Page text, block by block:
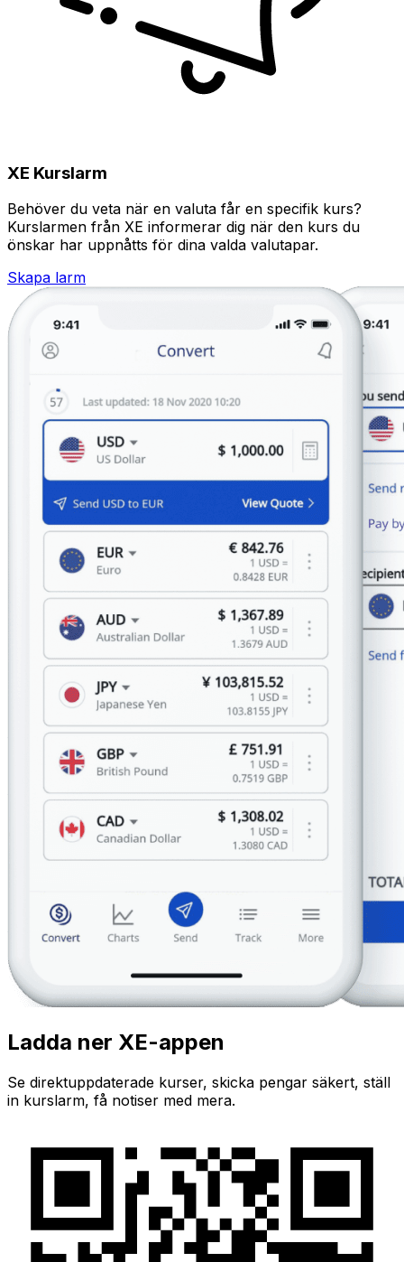
XE Kurslarm
Behöver du veta när en valuta får en specifik kurs?
Kurslarmen från XE informerar dig när den kurs du
önskar har uppnåtts för dina valda valutapar.
Skapa larm
Ladda ner XE-appen
Se direktuppdaterade kurser, skicka pengar säkert, ställ
in kurslarm, få notiser med mera.